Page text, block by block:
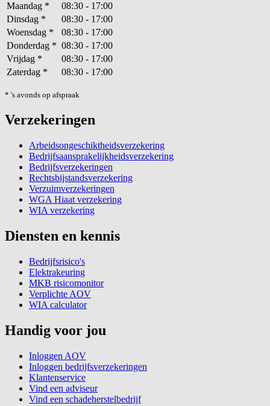
Maandag *
08:30 - 17:00
Dinsdag *
08:30 - 17:00
Woensdag *
08:30 - 17:00
Donderdag * 08:30 - 17:00
Vrijdag *
08:30 - 17:00
Zaterdag * 08:30 - 17:00
* 's avonds op afspraak
Verzekeringen
Arbeidsongeschiktheidsverzekering
Bedrijfsaansprakelijkheidsverzekering
Bedrijfsverzekeringen
Rechtsbijstandsverzekering
Verzuimverzekeringen
WGA Hiaat verzekering
WIA verzekering
Diensten en kennis
Bedrijfsrisico's
Elektrakeuring
MKB risicomonitor
Verplichte AOV
WIA calculator
Handig voor jou
Inloggen AOV
Inloggen bedrijfsverzekeringen
Klantenservice
Vind een adviseur
Vind een schadeherstelbedrijf